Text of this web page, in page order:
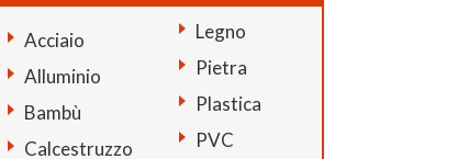
Acciaio
Alluminio
Bambù
Calcestruzzo
Legno
Pietra
Plastica
PVC